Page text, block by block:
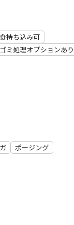
持ち込み可
ゴミ処理オプションあり
ポージング